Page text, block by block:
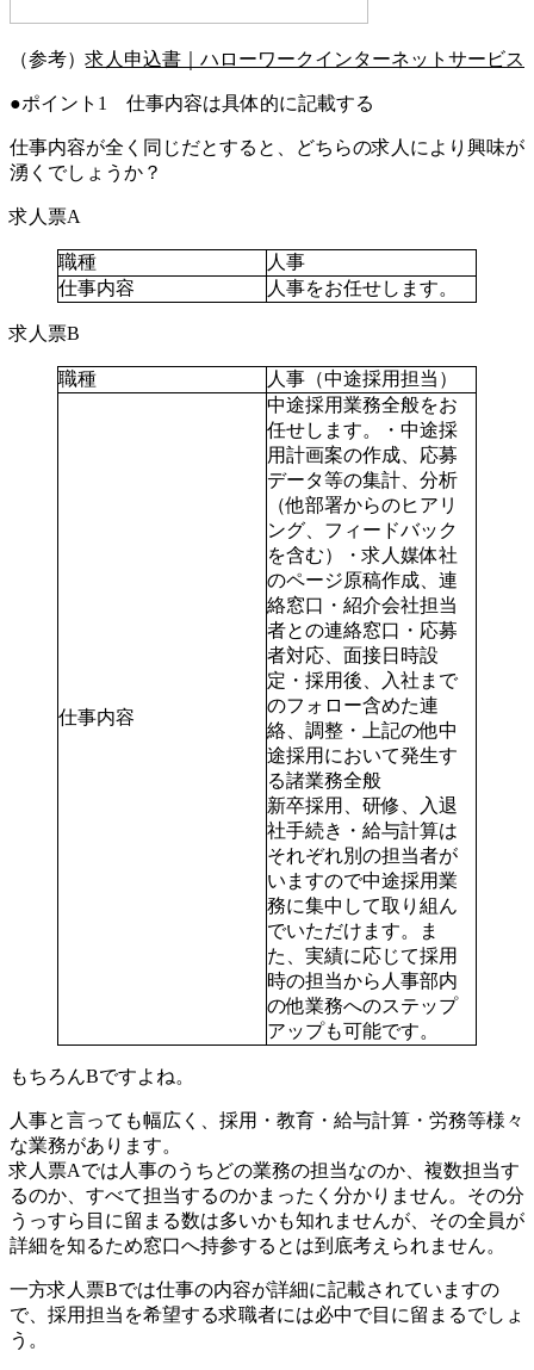
（参考）求人申込書｜ハローワークインターネットサービス
ポイント1 仕事内容は具体的に記載する
仕事内容が全く同じだとすると、どちらの求人により興味が
湧くでしょうか？
求人票A
職種
人事
仕事内容
人事をお任せします。
求人票B
職種 人事（中途採用担当）
仕事内容
中途採用業務全般をお
任せします。・中途採
用計画案の作成、応募
データ等の集計、分析
（他部署からのヒアリ
ング、フィードバック
を含む）・求人媒体社
のページ原稿作成、連
絡窓口・紹介会社担当
者との連絡窓口・応募
者対応、面接日時設
定・採用後、入社まで
のフォロー含めた連
絡、調整・上記の他中
途採用において発生す
る諸業務全般
新卒採用、研修、入退
社手続き・給与計算は
それぞれ別の担当者が
いますので中途採用業
務に集中して取り組ん
でいただけます。ま
た、実績に応じて採用
時の担当から人事部内
の他業務へのステップ
アップも可能です。
もちろんBですよね。
人事と言っても幅広く、採用・教育・給与計算・労務等様々
な業務があります。
求人票Aでは人事のうちどの業務の担当なのか、複数担当す
るのか、すべて担当するのかまったく分かりません。その分
うっすら目に留まる数は多いかも知れませんが、その全員が
詳細を知るため窓口へ持参するとは到底考えられません。
一方求人票Bでは仕事の内容が詳細に記載されていますの
で、採用担当を希望する求職者には必中で目に留まるでしょ
う。